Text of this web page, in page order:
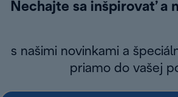
Nechajte sa inšpirovať a
s našimi novinkami a
priamo do vašej